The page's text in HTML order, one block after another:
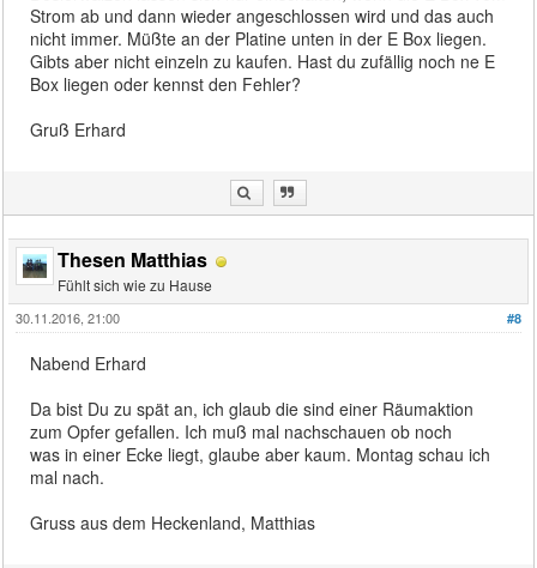
Strom ab und dann wieder angeschlossen wird und das auch
nicht immer. Müßte an der Platine unten in der E Box liegen.
Gibts aber nicht einzeln zu kaufen. Hast du zufällig noch ne E
Box liegen oder kennst den Fehler?
Gruß Erhard
Thesen Matthias
Fühlt sich wie zu Hause
#8
30.11.2016, 21:00
Nabend Erhard
Da bist Du zu spät an, ich glaub die sind einer Räumaktion
zum Opfer gefallen. Ich muß mal nachschauen ob noch
was in einer Ecke liegt, glaube aber kaum. Montag schau ich
mal nach.
Gruss aus dem Heckenland, Matthias